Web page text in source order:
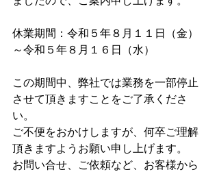
休業期間：令和５年８月１１日（金）
～令和５年８月１６日（水）
この期間中、弊社では業務を一部停止
させて頂きますことをご了承くださ
い。
ご不便をおかけしますが、何卒ご理解
頂きますようお願い申し上げます。
お問い合せ、ご依頼など、お客様から